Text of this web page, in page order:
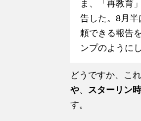
ま、「再教育
告した。8月
頼できる報告
ンプのように
どうですか、こ
や、 スターリン
す。